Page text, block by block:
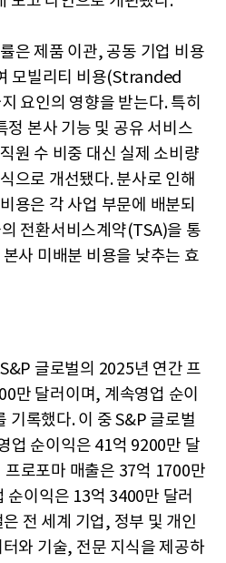
은 제품 이관, 공동 기업 비용
모빌리티 비용(Stranded
요인의 영향을 받는다. 특히
본사 기능 및 공유 서비스
원 수 비중 대신 실제 소비량
으로 개선됐다. 분사로 인해
용은 각 사업 부문에 배분되
전환서비스계약(TSA)을 통
사 미배분 비용을 낮추는 효
글로벌의 2025년 연간 프
만 달러이며, 계속영업 순이
기록했다. 이 중 S&P 글로벌
업 순이익은 41억 9200만 달
로포마 매출은 37억 1700만
순이익은 13억 3400만 달러
전 세계 기업, 정부 및 개인
와 기술, 전문 지식을 제공하